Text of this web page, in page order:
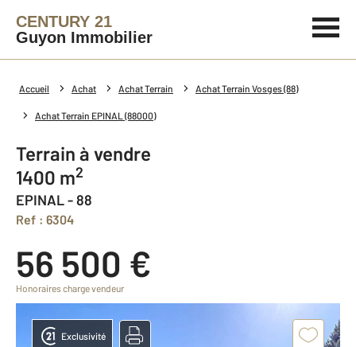
CENTURY 21
Guyon Immobilier
Accueil Achat Achat Terrain Achat Terrain Vosges (88)
Achat Terrain EPINAL (88000)
Terrain à vendre
1400 m2
EPINAL - 88
Ref : 6304
56 500 €
Honoraires charge vendeur
Exclusivité